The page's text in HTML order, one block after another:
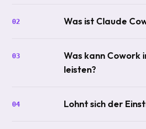
02 Was ist Claude
03
Was kann Cowork
leisten?
04 Lohnt sich der